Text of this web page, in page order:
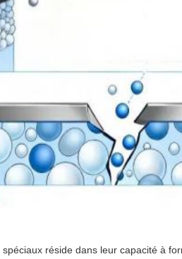
réside dans leur capacité à